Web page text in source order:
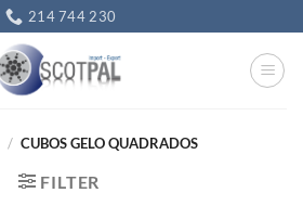
214 744 230
/ CUBOS GELO QUADRADOS
FILTER